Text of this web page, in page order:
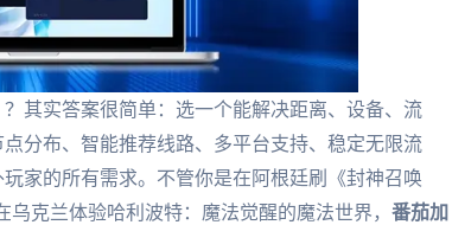
其实答案很简单：选一个能解决距离、设备、流
分布、智能推荐线路、多平台支持、稳定无限流
家的所有需求。不管你是在阿根廷刷《封神召唤
克兰体验哈利波特：魔法觉醒的魔法世界， 番茄加